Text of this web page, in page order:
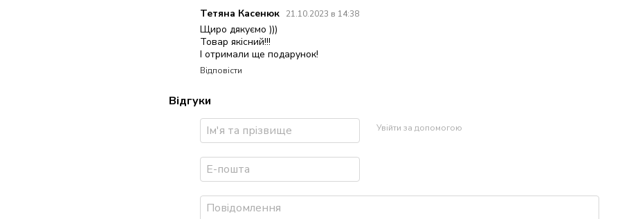
Тетяна Касенюк 21.10.2023 в 14:38
Щиро дякуємо )))
Товар якісний!!!
І отримали ще подарунок!
Відповісти
Відгуки
Увійти за допомогою